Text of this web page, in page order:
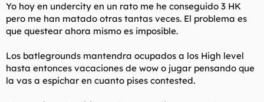
Yo hoy en undercity en un rato me he conseguido 3 HK
pero me han matado otras tantas veces. El problema es
que questear ahora mismo es imposible.
Los batlegrounds mantendra ocupados a los High level
hasta entonces vacaciones de wow o jugar pensando que
la vas a espichar en cuanto pises contested.